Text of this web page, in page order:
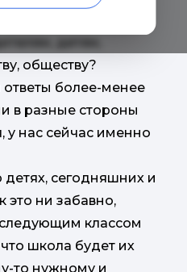
детям,
обществу?
более-менее
в разные стороны
у нас сейчас именно
сегодняшних и
это ни забавно,
классом
школа будет их
то нужному и